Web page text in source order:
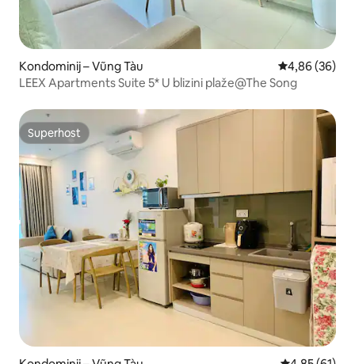
Kondominij – Vũng Tàu Prosječna
4,86 (36)
LEEX Apartments Suite 5* U blizini plaže@The Song
Superhost
Superhost